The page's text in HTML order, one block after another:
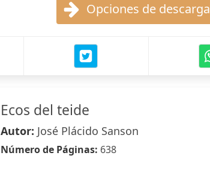
Opciones de descarga
Ecos del teide
Autor: José Plácido Sanson
Número de Páginas: 638